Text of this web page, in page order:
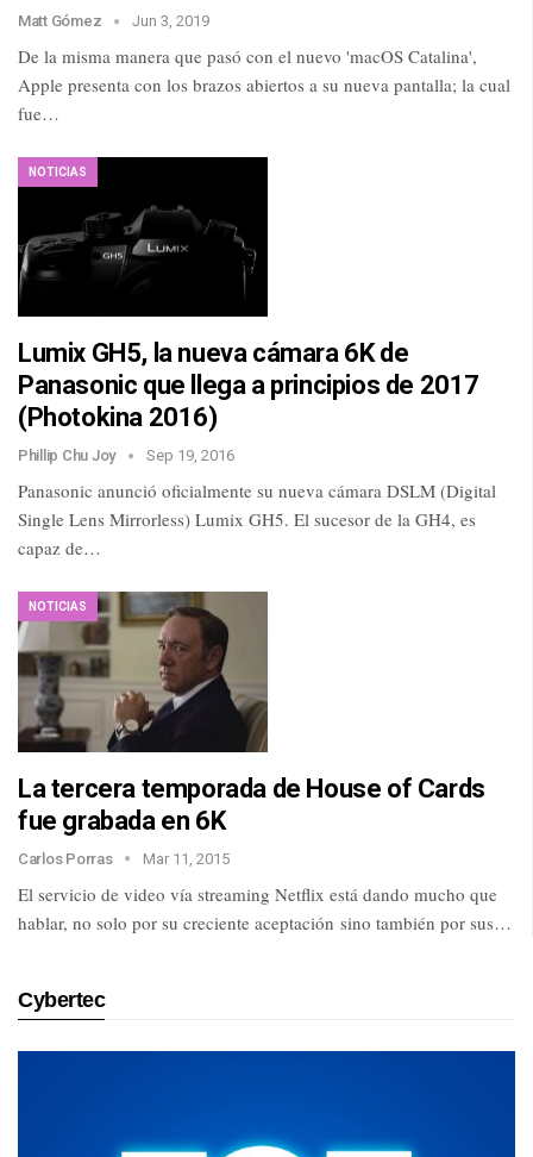
Matt Gómez Jun 3, 2019
De la misma manera que pasó con el nuevo 'macOS Catalina',
Apple presenta con los brazos abiertos a su nueva pantalla; la cual
fue…
NOTICIAS
Lumix GH5, la nueva cámara 6K de
Panasonic que llega a principios de 2017
(Photokina 2016)
Phillip Chu Joy Sep 19, 2016
Panasonic anunció oficialmente su nueva cámara DSLM (Digital
Single Lens Mirrorless) Lumix GH5. El sucesor de la GH4, es
capaz de…
NOTICIAS
La tercera temporada de House of Cards
fue grabada en 6K
Carlos Porras Mar 11, 2015
El servicio de video vía streaming Netflix está dando mucho que
hablar, no solo por su creciente aceptación sino también por sus…
Cybertec